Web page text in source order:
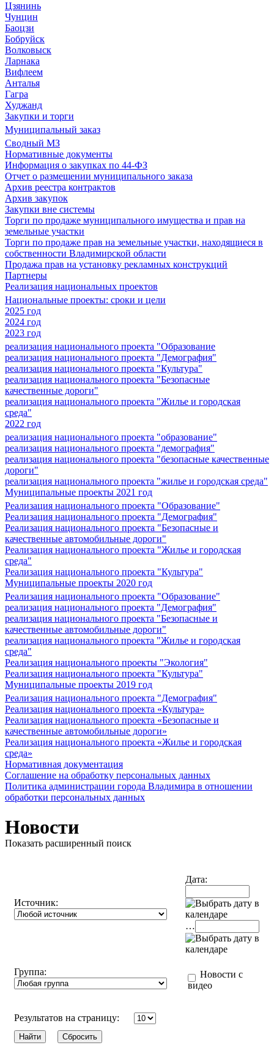
Цзянинь
Чунцин
Баоцзи
Бобруйск
Волковыск
Ларнака
Вифлеем
Анталья
Гагра
Худжанд
Закупки и торги
Муниципальный заказ
Сводный МЗ
Нормативные документы
Информация о закупках по 44-ФЗ
Отчет о размещении муниципального заказа
Архив реестра контрактов
Архив закупок
Закупки вне системы
Торги по продаже муниципального имущества и прав на
земельные участки
Торги по продаже прав на земельные участки, находящиеся в
собственности Владимирской области
Продажа прав на установку рекламных конструкций
Партнеры
Реализация национальных проектов
Национальные проекты: сроки и цели
2025 год
2024 год
2023 год
реализация национального проекта "Образование
реализация национального проекта "Демография"
реализация национального проекта "Культура"
реализация национального проекта "Безопасные
качественные дороги"
реализация национального проекта "Жилье и городская
среда"
2022 год
реализация национального проекта "образование"
реализация национального проекта "демография"
реализация национального проекта "безопасные качественные
дороги"
реализация национального проекта "жилье и городская среда"
Муниципальные проекты 2021 год
Реализация национального проекта "Образование"
Реализация национального проекта "Демография"
Реализация национального проекта "Безопасные и
качественные автомобильные дороги"
Реализация национального проекта "Жилье и городская
среда"
Реализация национального проекта "Культура"
Муниципальные проекты 2020 год
Реализация национального проекта "Образование"
реализация национального проекта "Демография"
реализация национального проекта "Безопасные и
качественные автомобильные дороги"
реализация национального проекта "Жилье и городская
среда"
Реализация национального проекты "Экология"
Реализация национального проекта "Культура"
Муниципальные проекты 2019 год
Реализация национального проекта "Демография"
Реализация национального проекта «Культура»
Реализация национального проекта «Безопасные и
качественные автомобильные дороги»
Реализация национального проекта «Жилье и городская
среда»
Нормативная документация
Соглашение на обработку персональных данных
Политика администрации города Владимира в отношении
обработки персональных данных
Новости
Показать расширенный поиск
Источник:
Дата:
…
Группа:
Новости с
видео
Результатов на страницу: